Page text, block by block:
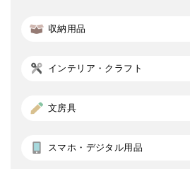
収納用品
インテリア・クラフト
文房具
スマホ・デジタル用品